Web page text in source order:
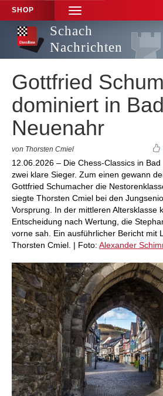
SHOP
TOGGLE
NAVIGATION
Schach
Nachrichten
Gottfried
dominiert in Bad
Neuenahr
von Thorsten Cmiel
12.06.2026 – Die Chess-Classics in
zwei klare Sieger. Zum einen gewann
Gottfried Schumacher die
siegte Thorsten Cmiel bei den
Vorsprung. In der mittleren Altersklasse
Entscheidung nach Wertung, die
vorne sah. Ein ausführlicher Bericht mit
Thorsten Cmiel. | Foto: Alexander